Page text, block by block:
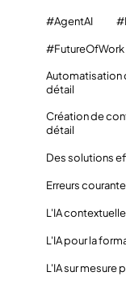
#AgentAI
#FutureOfWork
Automatisation
détail
Création de
détail
Des solutions
Erreurs
L'IA contextuelle
L'IA pour la
L'IA sur mesure